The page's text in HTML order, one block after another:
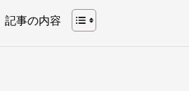
記事の内容